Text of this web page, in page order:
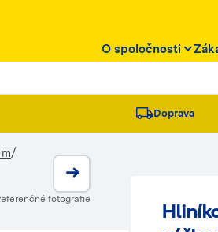
O spoločnosti
Doprava
/
fotografie